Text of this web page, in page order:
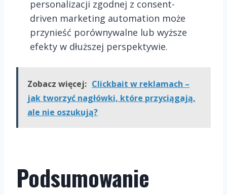
personalizacji zgodnej z consent-
driven marketing automation może
przynieść porównywalne lub wyższe
efekty w dłuższej perspektywie.
Zobacz więcej: Clickbait w reklamach –
jak tworzyć nagłówki, które przyciągają,
ale nie oszukują?
Podsumowanie